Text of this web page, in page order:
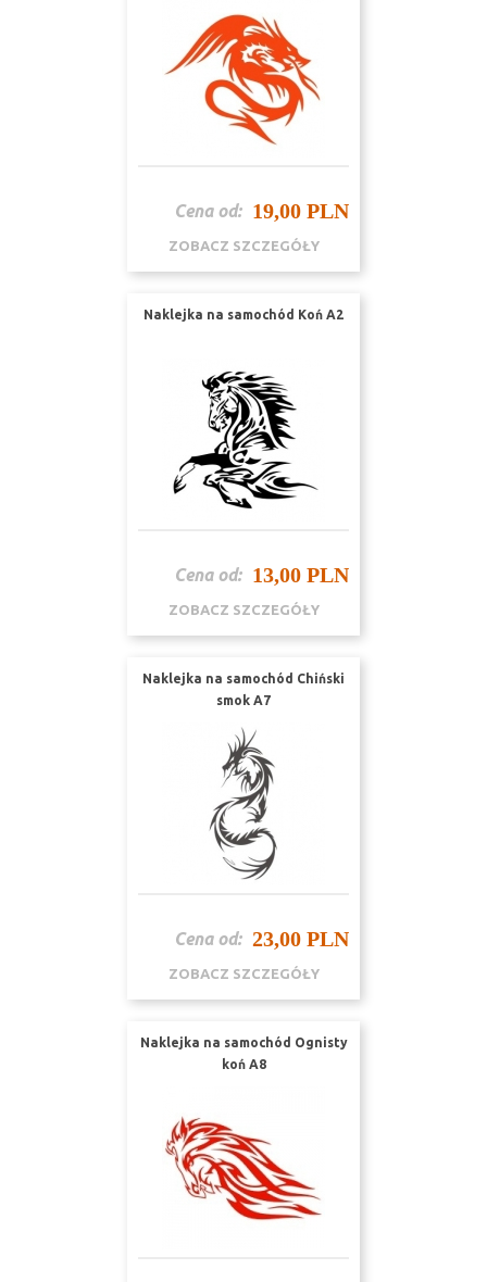
Cena od: 19,00 PLN
ZOBACZ SZCZEGÓŁY
Naklejka na samochód Koń A2
Cena od: 13,00 PLN
ZOBACZ SZCZEGÓŁY
Naklejka na samochód Chiński
smok A7
Cena od: 23,00 PLN
ZOBACZ SZCZEGÓŁY
Naklejka na samochód Ognisty
koń A8